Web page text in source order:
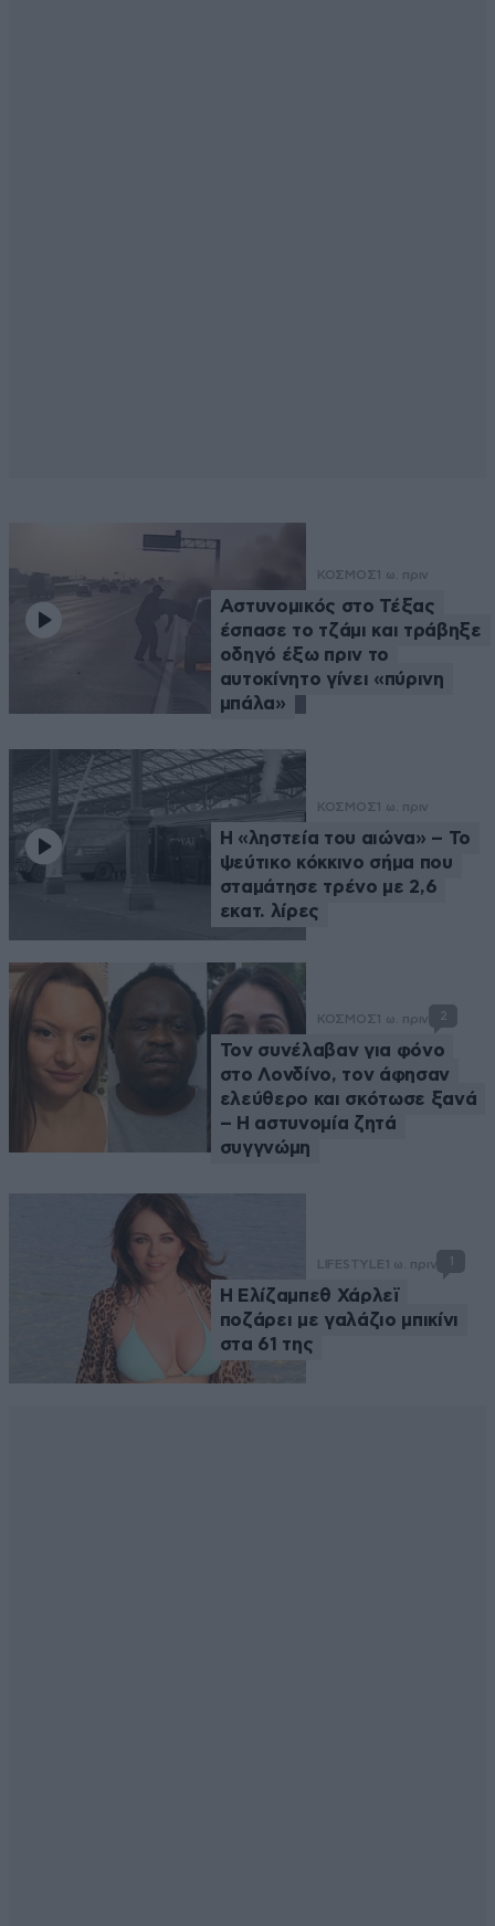
ΚΟΣΜΟΣ 1 ω. πριν
Αστυνομικός στο Τέξας
έσπασε το τζάμι και τράβηξε
οδηγό έξω πριν το
αυτοκίνητο γίνει «πύρινη
μπάλα»
ΚΟΣΜΟΣ 1 ω. πριν
Η «ληστεία του αιώνα» – Το
ψεύτικο κόκκινο σήμα που
σταμάτησε τρένο με 2,6
εκατ. λίρες
ΚΟΣΜΟΣ 1 ω. πριν 2
Τον συνέλαβαν για φόνο
στο Λονδίνο, τον άφησαν
ελεύθερο και σκότωσε ξανά
– Η αστυνομία ζητά
συγγνώμη
LIFESTYLE 1 ω. πριν
Η Ελίζαμπεθ Χάρλεϊ
ποζάρει με γαλάζιο μπικίνι
στα 61 της